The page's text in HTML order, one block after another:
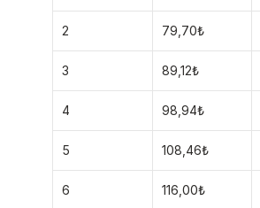
2 79,70₺
3 89,12₺
4 98,94₺
5 108,46₺
6 116,00₺